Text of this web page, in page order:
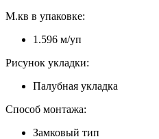
М.кв в упаковке:
1.596 м/уп
Рисунок укладки:
Палубная укладка
Способ монтажа:
Замковый тип